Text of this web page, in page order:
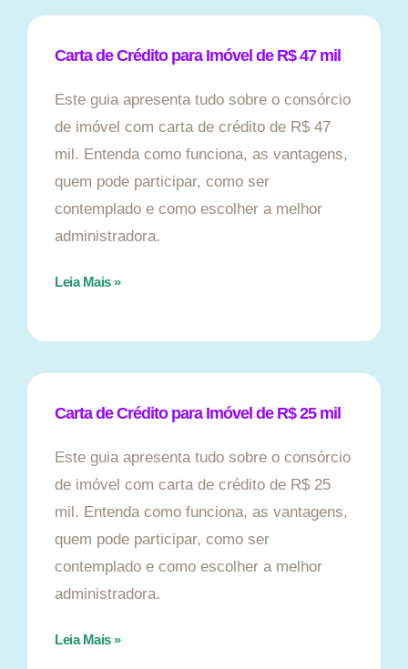
Carta de Crédito para Imóvel de R$ 47 mil
Este guia apresenta tudo sobre o consórcio
de imóvel com carta de crédito de R$ 47
mil. Entenda como funciona, as vantagens,
quem pode participar, como ser
contemplado e como escolher a melhor
administradora.
Leia Mais »
Carta de Crédito para Imóvel de R$ 25 mil
Este guia apresenta tudo sobre o consórcio
de imóvel com carta de crédito de R$ 25
mil. Entenda como funciona, as vantagens,
quem pode participar, como ser
contemplado e como escolher a melhor
administradora.
Leia Mais »